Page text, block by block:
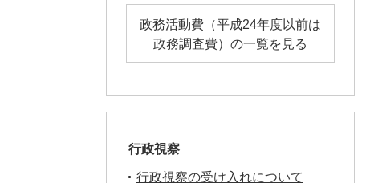
政務活動費（平成24年度以前は
政務調査費）の一覧を見る
行政視察
行政視察の受け入れについて